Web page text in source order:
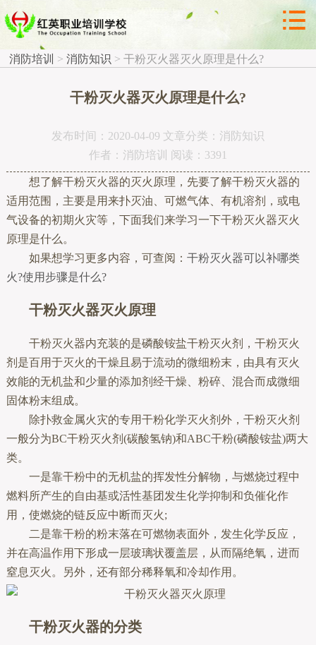

 消防知识 
消防培训 > 消防知识 > 干粉灭火器灭火原理是什么?
干粉灭火器灭火原理是什么?
发布时间：2020-04-09 文章分类：消防知识
作者：消防培训 阅读：3391
想了解干粉灭火器的灭火原理，先要了解干粉灭火器的
适用范围，主要是用来扑灭油、可燃气体、有机溶剂，或电
气设备的初期火灾等，下面我们来学习一下干粉灭火器灭火
原理是什么。
如果想学习更多内容，可查阅： 干粉灭火器可以补哪类
火?使用步骤是什么?
干粉灭火器灭火原理
干粉灭火器内充装的是磷酸铵盐干粉灭火剂，干粉灭火
剂是百用于灭火的干燥且易于流动的微细粉末，由具有灭火
效能的无机盐和少量的添加剂经干燥、粉碎、混合而成微细
固体粉末组成。
除扑救金属火灾的专用干粉化学灭火剂外，干粉灭火剂
一般分为BC干粉灭火剂(碳酸氢钠)和ABC干粉(磷酸铵盐)两大
类。
一是靠干粉中的无机盐的挥发性分解物，与燃烧过程中
燃料所产生的自由基或活性基团发生化学抑制和负催化作
用，使燃烧的链反应中断而灭火;
二是靠干粉的粉末落在可燃物表面外，发生化学反应，
并在高温作用下形成一层玻璃状覆盖层，从而隔绝氧，进而
窒息灭火。另外，还有部分稀释氧和冷却作用。
干粉灭火器的分类